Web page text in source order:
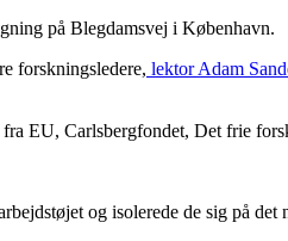
på Blegdamsvej i København.
forskningsledere, lektor Adam
EU, Carlsbergfondet, Det frie
og isolerede de sig på